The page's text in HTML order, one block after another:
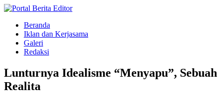
Beranda
Iklan dan Kerjasama
Galeri
Redaksi
Lunturnya Idealisme “Menyapu”, Sebuah
Realita